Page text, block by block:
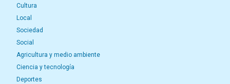
Cultura
Local
Sociedad
Social
Agricultura y medio ambiente
Ciencia y tecnología
Deportes